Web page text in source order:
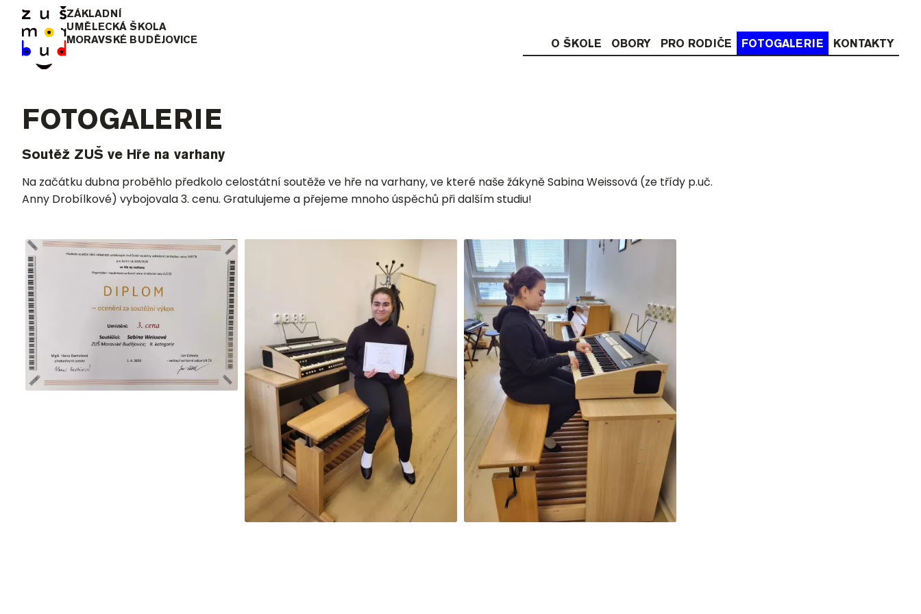
ZÁKLADNÍ
UMĚLECKÁ ŠKOLA
MORAVSKÉ BUDĚJOVICE
O ŠKOLE OBORY PRO RODIČE FOTOGALERIE KONTAKTY
FOTOGALERIE
Soutěž ZUŠ ve Hře na varhany
Na začátku dubna proběhlo předkolo celostátní soutěže ve hře na varhany, ve které naše žákyně Sabina Weissová (ze třídy p.uč.
Anny Drobílkové) vybojovala 3. cenu. Gratulujeme a přejeme mnoho úspěchů při dalším studiu!